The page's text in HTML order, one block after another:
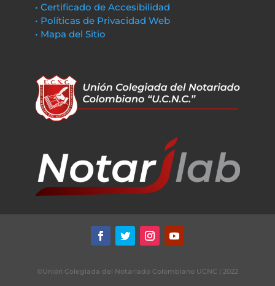
• Certificado de Accesibilidad
• Políticas de Privacidad Web
• Mapa del Sitio
©Unión Colegiada del Notariado Colombiano UCNC | 2022